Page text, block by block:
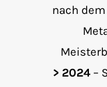
nach
> 2024 –